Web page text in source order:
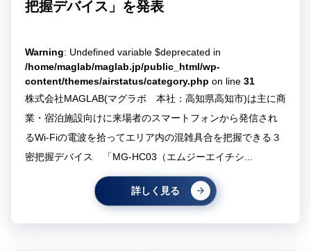
把握デバイス」を発表
Warning: Undefined variable $deprecated in
/home/maglab/maglab.jp/public_html/wp-
content/themes/airstatus/category.php on line 31
株式会社MAGLAB(マグラボ 本社：高知県高知市)は主に商
業・宿泊施設向けに来場者のスマートフォンから発信され
るWi-Fiの電波を拾ってエリア内の混雑具合を把握できる３
密把握デバイス 「MG-HC03（エムジーエイチシ...
詳しく見る